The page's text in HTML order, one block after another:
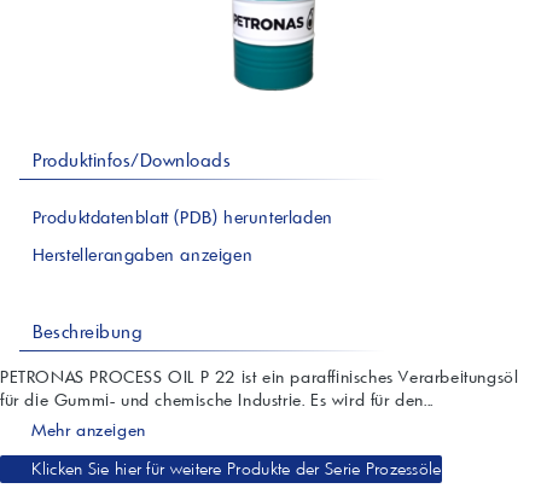
Produktinfos/Downloads
Produktdatenblatt (PDB) herunterladen
Herstellerangaben anzeigen
Beschreibung
PETRONAS PROCESS OIL P 22 ist ein paraffinisches Verarbeitungsöl
für die Gummi- und chemische Industrie. Es wird für den...
Mehr anzeigen
Klicken Sie hier für weitere Produkte der Serie Prozessöle